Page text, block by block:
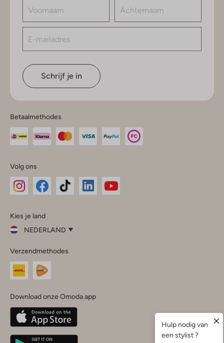
Schrijf je in
Betaalmethodes
Volg ons
InstagramFacebook
Kies je land
NEDERLAND
je
land
Nederland
Belgique(Français)
Deutschland
Verzendmethodes
Download onze Omoda app